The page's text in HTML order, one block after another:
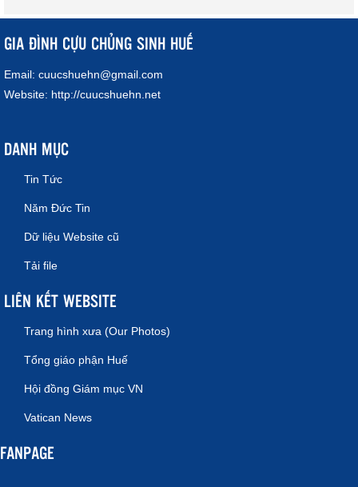
GIA ĐÌNH CỰU CHỦNG SINH HUẾ
Email: cuucshuehn@gmail.com
Website: http://cuucshuehn.net
DANH MỤC
Tin Tức
Năm Đức Tin
Dữ liệu Website cũ
Tải file
LIÊN KẾT WEBSITE
Trang hình xưa (Our Photos)
Tổng giáo phận Huế
Hội đồng Giám mục VN
Vatican News
FANPAGE